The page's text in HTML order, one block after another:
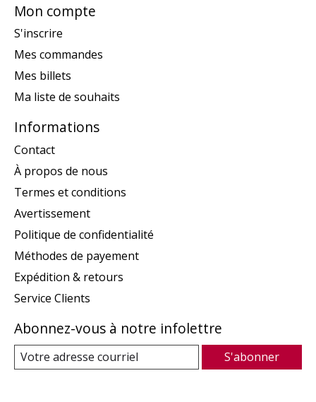
Mon compte
S'inscrire
Mes commandes
Mes billets
Ma liste de souhaits
Informations
Contact
À propos de nous
Termes et conditions
Avertissement
Politique de confidentialité
Méthodes de payement
Expédition & retours
Service Clients
Abonnez-vous à notre infolettre
S'abonner